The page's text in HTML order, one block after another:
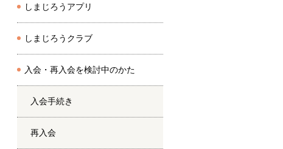
しまじろうアプリ
しまじろうクラブ
入会・再入会を検討中のかた
入会手続き
再入会